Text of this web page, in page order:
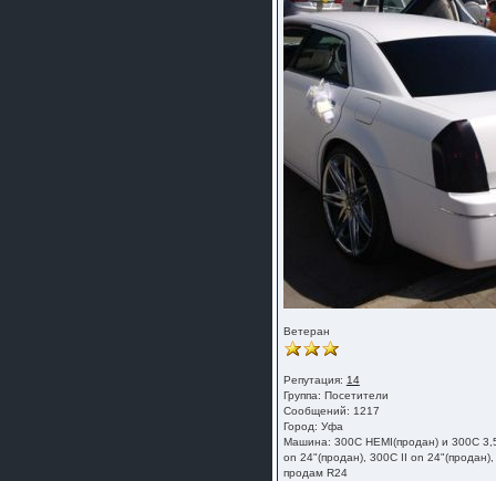
Ветеран
Репутация: 14
Группа: Посетители
Сообщений: 1217
Город: Уфа
Машина: 300C HEMI(продан) и 300С
on 24"(продан), 300С II on 24"(продан),
продам R24